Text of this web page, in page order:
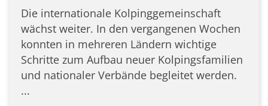
Die internationale Kolpinggemeinschaft
wächst weiter. In den vergangenen Wochen
konnten in mehreren Ländern wichtige
Schritte zum Aufbau neuer Kolpingsfamilien
und nationaler Verbände begleitet werden.
...